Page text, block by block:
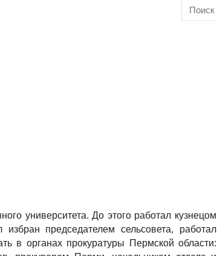
университета. До этого работал кузнецом
председателем сельсовета, работал
в органах прокуратуры Пермской области: